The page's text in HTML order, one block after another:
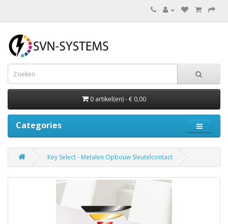
0 artikel(en) - € 0,00
Categories
Key Select - Metalen Opbouw Sleutelcontact